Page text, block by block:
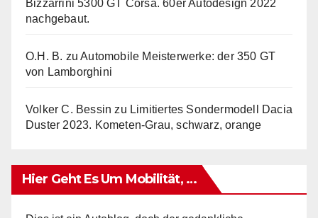
Bizzarrini 5300 GT Corsa. 60er Autodesign 2022
nachgebaut.
O.H. B. zuAutomobile Meisterwerke: der 350 GT
von Lamborghini
Volker C. Bessin zu Limitiertes Sondermodell Dacia
Duster 2023. Kometen-Grau, schwarz, orange
Hier Geht Es Um Mobilität, …